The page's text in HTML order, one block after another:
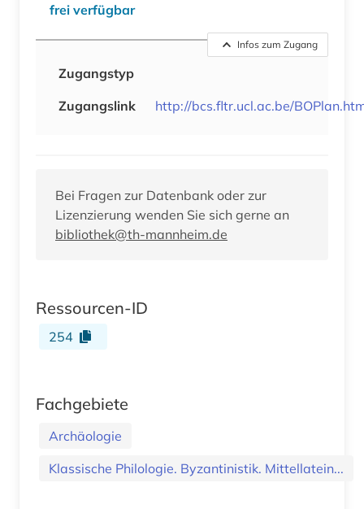
frei verfügbar
Infos zum Zugang
Zugangstyp
Zugangslink
http://bcs.fltr.ucl.ac.be/
Bei Fragen zur Datenbank oder zur
Lizenzierung wenden Sie sich gerne an
bibliothek@th-mannheim.de
Ressourcen-ID
254
Fachgebiete
Archäologie
Klassische Philologie. Byzantinistik. Mittellatein...